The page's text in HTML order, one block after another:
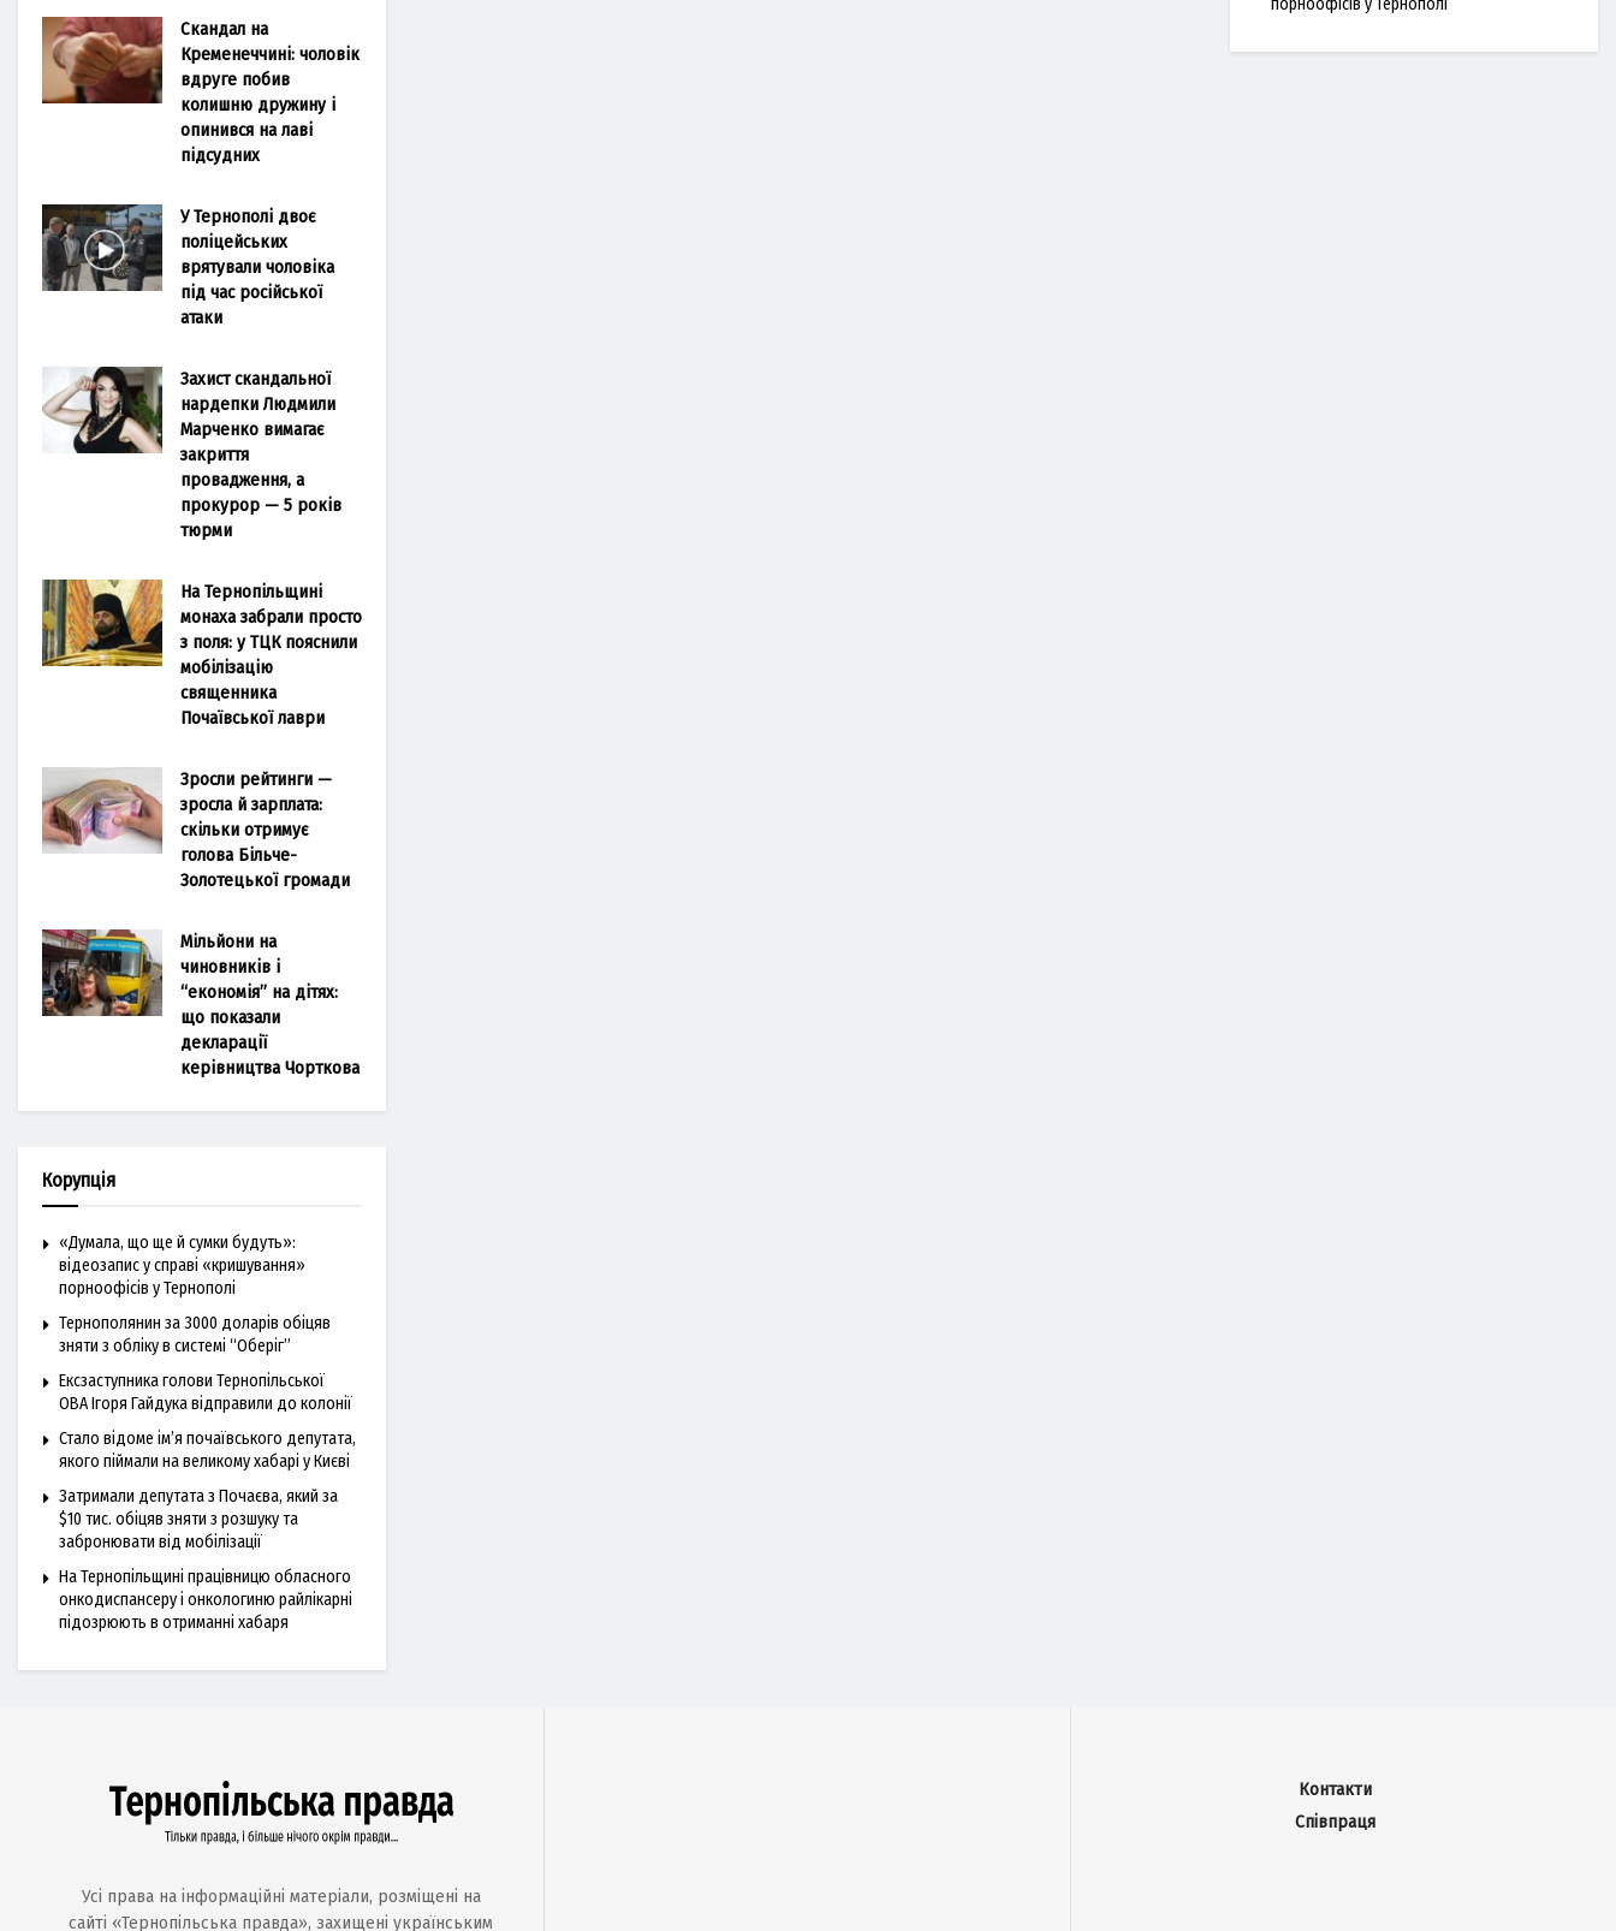
Скандал на
Кременеччині: чоловік
вдруге побив
колишню дружину і
опинився на лаві
підсудних
У Тернополі двоє
поліцейських
врятували чоловіка
під час російської
атаки
Захист скандальної
нардепки Людмили
Марченко вимагає
закриття
провадження, а
прокурор — 5 років
тюрми
На Тернопільщині
монаха забрали просто
з поля: у ТЦК пояснили
мобілізацію
священника
Почаївської лаври
Зросли рейтинги —
зросла й зарплата:
скільки отримує
голова Більче-
Золотецької громади
Мільйони на
чиновників і
“економія” на дітях:
що показали
декларації
керівництва Чорткова
Корупція
«Думала, що ще й сумки будуть»:
відеозапис у справі «кришування»
порноофісів у Тернополі
Тернополянин за 3000 доларів обіцяв
зняти з обліку в системі “Оберіг”
Ексзаступника голови Тернопільської
ОВА Ігоря Гайдука відправили до колонії
Стало відоме ім’я почаївського депутата,
якого піймали на великому хабарі у Києві
Затримали депутата з Почаєва, який за
$10 тис. обіцяв зняти з розшуку та
забронювати від мобілізації
На Тернопільщині працівницю обласного
онкодиспансеру і онкологиню райлікарні
підозрюють в отриманні хабаря
порноофісів у Тернополі
Усі права на інформаційні матеріали, розміщені на
сайті «Тернопільська правда», захищені українським
Контакти
Співпраця